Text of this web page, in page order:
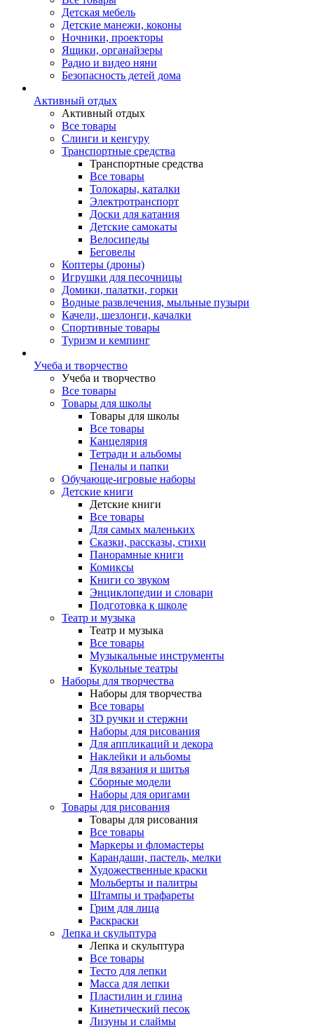
Детская мебель
Детские манежи, коконы
Ночники, проекторы
Ящики, органайзеры
Радио и видео няни
Безопасность детей дома
Активный отдых
Активный отдых
Все товары
Слинги и кенгуру
Транспортные средства
Транспортные средства
Все товары
Толокары, каталки
Электротранспорт
Доски для катания
Детские самокаты
Велосипеды
Беговелы
Коптеры (дроны)
Игрушки для песочницы
Домики, палатки, горки
Водные развлечения, мыльные пузыри
Качели, шезлонги, качалки
Спортивные товары
Туризм и кемпинг
Учеба и творчество
Учеба и творчество
Все товары
Товары для школы
Товары для школы
Все товары
Канцелярия
Тетради и альбомы
Пеналы и папки
Обучающе-игровые наборы
Детские книги
Детские книги
Все товары
Для самых маленьких
Сказки, рассказы, стихи
Панорамные книги
Комиксы
Книги со звуком
Энциклопедии и словари
Подготовка к школе
Театр и музыка
Театр и музыка
Все товары
Музыкальные инструменты
Кукольные театры
Наборы для творчества
Наборы для творчества
Все товары
3D ручки и стержни
Наборы для рисования
Для аппликаций и декора
Наклейки и альбомы
Для вязания и шитья
Сборные модели
Наборы для оригами
Товары для рисования
Товары для рисования
Все товары
Маркеры и фломастеры
Карандаши, пастель, мелки
Художественные краски
Мольберты и палитры
Штампы и трафареты
Грим для лица
Раскраски
Лепка и скульптура
Лепка и скульптура
Все товары
Тесто для лепки
Масса для лепки
Пластилин и глина
Кинетический песок
Лизуны и слаймы